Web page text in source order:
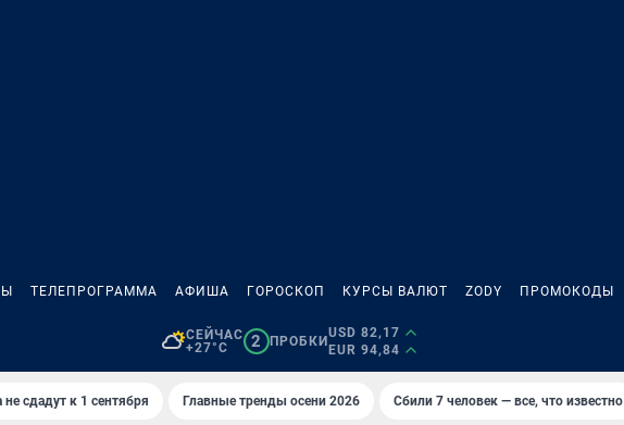
ТЕЛЕПРОГРАММА АФИША ГОРОСКОП КУРСЫ ВАЛЮТ ZODY ПРОМОКОДЫ
СЕЙЧАС
+27°C
2 ПРОБКИ
USD 82,17
EUR 94,84
не сдадут к 1 сентября Главные тренды осени 2026 Сбили 7 человек — все, что известно